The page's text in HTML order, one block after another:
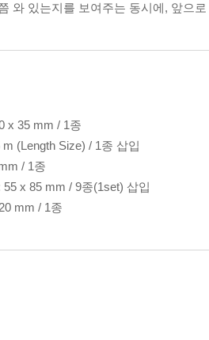
와 있는지를 보여주는 동시에, 앞으
x 35 mm / 1종
(Length Size) / 1종 삽입
/ 1종
x 85 mm / 9종(1set) 삽입
mm / 1종